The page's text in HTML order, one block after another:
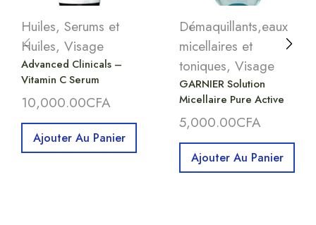
Huiles, Serums et
Huiles, Visage
Advanced Clinicals –
Vitamin C Serum
10,000.00CFA
Ajouter Au Panier
Démaquillants,eaux
micellaires et
toniques, Visage
GARNIER Solution
Micellaire Pure Active
5,000.00CFA
Ajouter Au Panier